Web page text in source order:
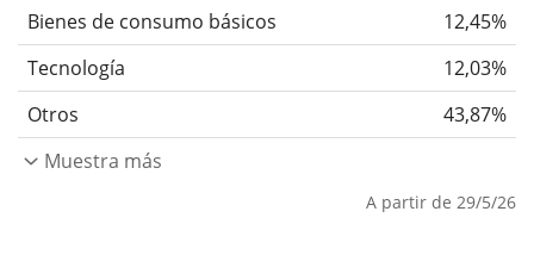
Bienes de consumo básicos
12,45%
Tecnología
12,03%
Otros
43,87%
Muestra más
A partir de 29/5/26